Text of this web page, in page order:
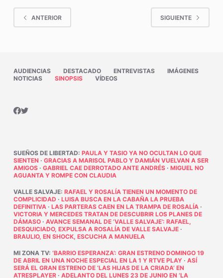
ANTERIOR SIGUIENTE
AUDIENCIAS DESTACADO ENTREVISTAS
IMÁGENES
NOTICIAS
SINOPSIS VÍDEOS
SUEÑOS DE LIBERTAD: PAULA Y TASIO YA NO OCULTAN LO QUE
SIENTEN · GRACIAS A MARISOL PABLO Y DAMIÁN VUELVAN A SER
AMIGOS· GABRIEL CAE DERROTADO ANTE ANDRÉS· MIGUEL NO
AGUANTA Y ROMPE CON CLAUDIA
VALLE SALVAJE: RAFAEL Y ROSALÍA TIENEN UN MOMENTO DE
COMPLICIDAD · LUISA BUSCA EN LA CABAÑA LA PRUEBA
DEFINITIVA· LAS PARTERAS CAEN EN LA TRAMPA DE ROSALÍA·
VICTORIA Y MERCEDES TRATAN DE DESCUBRIR LOS PLANES DE
DÁMASO· AVANCE SEMANAL DE ‘VALLE SALVAJE’: RAFAEL,
DESQUICIADO, EXPULSA A ROSALÍA DE VALLE SALVAJE·
BRAULIO, EN SHOCK, ESCUCHA A MANUELA
MI ZONA TV: ‘BARRIO ESPERANZA’: GRAN ESTRENO DOMINGO 19
DE ABRIL EN UNA NOCHE ESPECIAL EN LA 1 Y RTVE PLAY· ASÍ
SERÁ EL GRAN ESTRENO DE ‘LAS HIJAS DE LA CRIADA’ EN
ATRESPLAYER· ADELANTO DEL LUNES 23 DE JUNIO EN ‘LA